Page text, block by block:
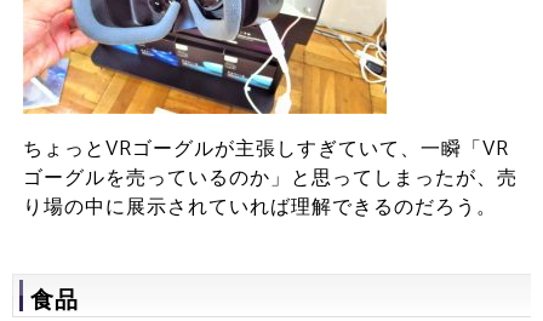
ちょっとVRゴーグルが主張しすぎていて、一瞬「VR
ゴーグルを売っているのか」と思ってしまったが、売
り場の中に展示されていれば理解できるのだろう。
食品